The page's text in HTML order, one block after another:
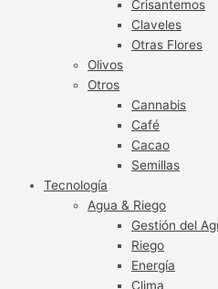
Crisantemos
Claveles
Otras Flores
Olivos
Otros
Cannabis
Café
Cacao
Semillas
Tecnología
Agua & Riego
Gestión del
Riego
Energía
Clima